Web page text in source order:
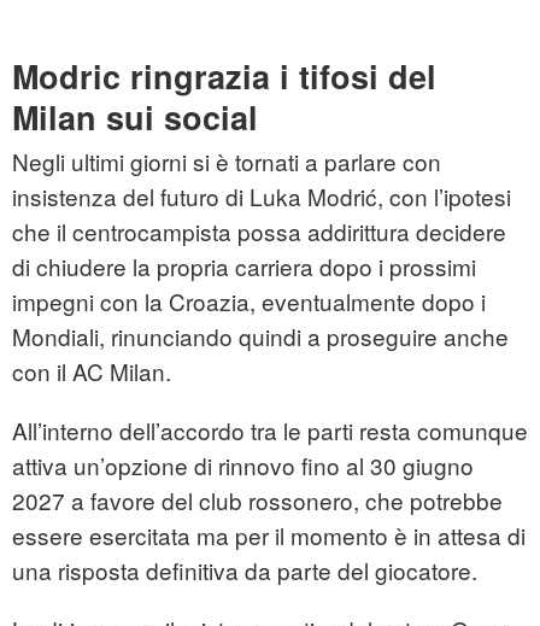
Modric ringrazia i tifosi del
Milan sui social
Negli ultimi giorni si è tornati a parlare con
insistenza del futuro di Luka Modrić, con l’ipotesi
che il centrocampista possa addirittura decidere
di chiudere la propria carriera dopo i prossimi
impegni con la Croazia, eventualmente dopo i
Mondiali, rinunciando quindi a proseguire anche
con il AC Milan.
All’interno dell’accordo tra le parti resta comunque
attiva un’opzione di rinnovo fino al 30 giugno
2027 a favore del club rossonero, che potrebbe
essere esercitata ma per il momento è in attesa di
una risposta definitiva da parte del giocatore.